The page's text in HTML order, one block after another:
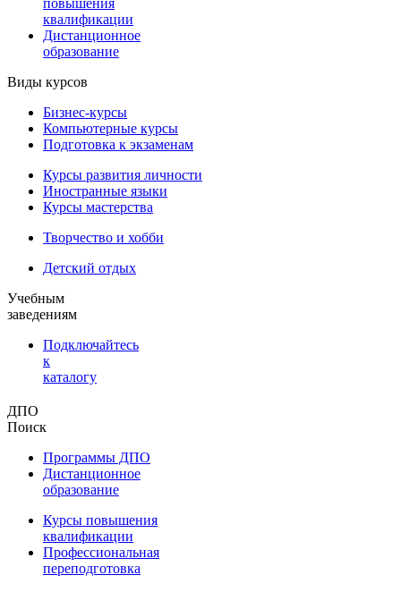
квалификации
Дистанционное
образование
Виды курсов
Бизнес-курсы
Компьютерные курсы
Подготовка к экзаменам
Курсы развития личности
Иностранные языки
Курсы мастерства
Творчество и хобби
Детский отдых
Учебным
заведениям
Подключайтесь
к
каталогу
ДПО
Поиск
Программы ДПО
Дистанционное
образование
Курсы повышения
квалификации
Профессиональная
переподготовка